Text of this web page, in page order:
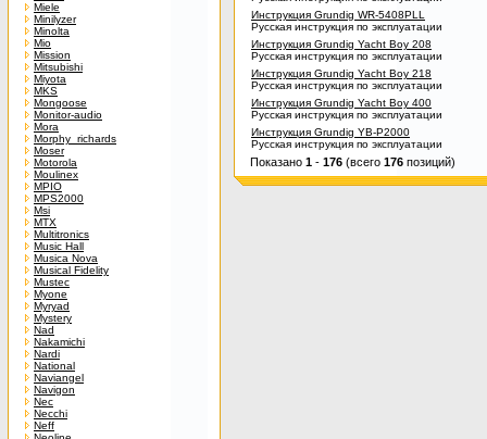
Miele
Minilyzer
Minolta
Mio
Mission
Mitsubishi
Miyota
MKS
Mongoose
Monitor-audio
Mora
Morphy_richards
Moser
Motorola
Moulinex
MPIO
MPS2000
Msi
MTX
Multitronics
Music Hall
Musica Nova
Musical Fidelity
Mustec
Myone
Myryad
Mystery
Nad
Nakamichi
Nardi
National
Naviangel
Navigon
Nec
Necchi
Neff
Инструкция Grundig WR-5408PLL
Русская инструкция по эксплуатации
Инструкция Grundig Yacht Boy 208
Русская инструкция по эксплуатации
Инструкция Grundig Yacht Boy 218
Русская инструкция по эксплуатации
Инструкция Grundig Yacht Boy 400
Русская инструкция по эксплуатации
Инструкция Grundig YB-P2000
Русская инструкция по эксплуатации
Показано 1 - 176 (всего 176 позиций)